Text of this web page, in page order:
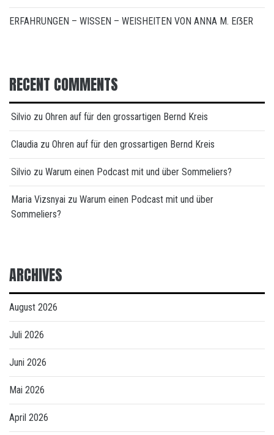
ERFAHRUNGEN – WISSEN – WEISHEITEN VON ANNA M. EẞER
RECENT COMMENTS
Silvio zu Ohren auf für den grossartigen Bernd Kreis
Claudia zu Ohren auf für den grossartigen Bernd Kreis
Silvio zu Warum einen Podcast mit und über Sommeliers?
Maria Vizsnyai zu Warum einen Podcast mit und über
Sommeliers?
ARCHIVES
August 2026
Juli 2026
Juni 2026
Mai 2026
April 2026